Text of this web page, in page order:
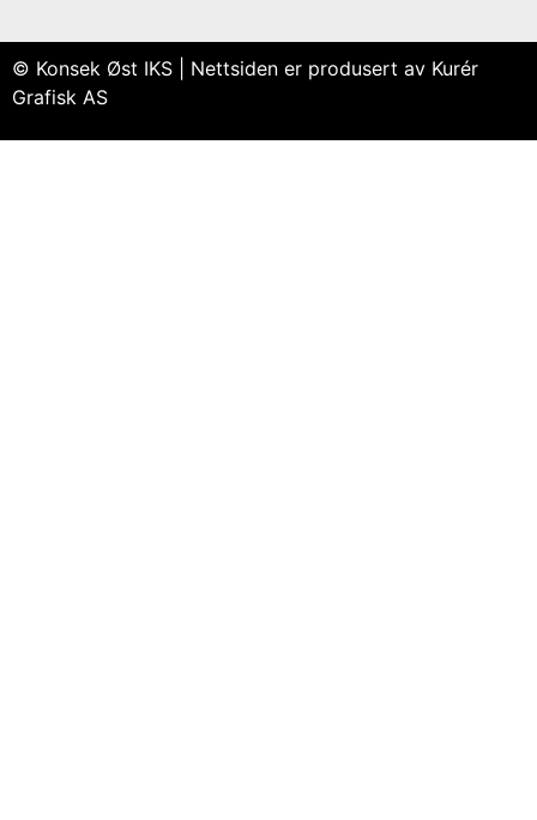
© Konsek Øst IKS | Nettsiden er produsert av Kurér
Grafisk AS